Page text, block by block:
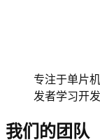
专注于单片
发者学习开
我们的团队